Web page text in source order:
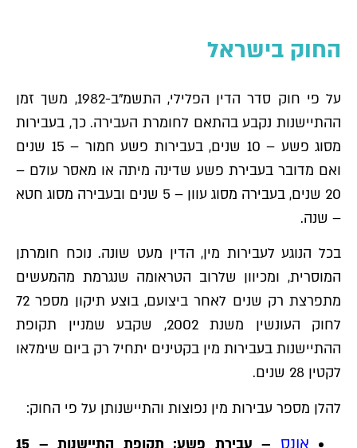
החוק בישראל
על פי חוק סדר הדין הפלילי, התשמ"ב-1982, משך זמן
ההתיישנות נקבע בהתאם לחומרת העבירה. כך, בעבירות
מסוג פשע – 10 שנים, בעבירות פשע חמור – 15 שנים
ואם מדובר בעבירת פשע שדינה מיתה או מאסר עולם –
20 שנים, בעבירה מסוג עוון – 5 שנים ובעבירה מסוג חטא
– שנה.
בכל הנוגע לעבירות מין, הדין מעט שונה. נוכח חומרתן
המוסרית, ומכיוון שלרוב הטראומה שנגרמת מהמעשים
מתפרצת רק שנים לאחר ביצועם, בוצע תיקון מספר 72
לחוק העונשין משנת 2002, שקבע שמניין תקופת
ההתיישנות בעבירות מין בקטינים יתחיל רק ביום שימלאו
לקטין 28 שנים.
להלן מספר עבירות מין נפוצות והתיישנותן על פי החוק: